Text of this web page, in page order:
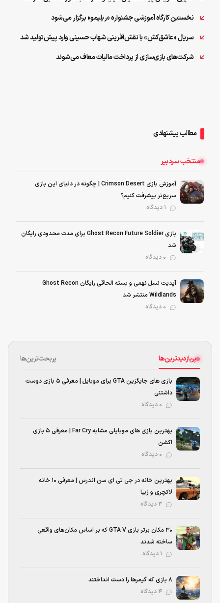
نخستین کارگاه آموزشی جشنواره «ریلیمو» برگزار می‌شود
سریال «عاشق‌کش» با نقش‌آفرینی شهاب حسینی وارد پیش‌تولید شد
شرکت‌های بازی‌سازی از پرداخت مالیات معاف می‌شوند
مطالب پیشنهادی
منتخب سردبیر
آموزش بازی Crimson Desert | چگونه در دنیای این بازی
سریع‌تر پیشرفت کنیم؟
بازی Ghost Recon Future Soldier برای مدت محدودی رایگان
شد
آپدیت نسل نهمی و بسته الحاقی رایگان Ghost Recon
Wildlands منتشر شد
پربازدیدترین‌ها پربحث‌ترین‌ها
بازی های جایگزین GTA برای موبایل | معرفی ۵ بازی دوست
داشتنی
بهترین بازی‌ های موبایلی مشابه Far Cry | معرفی ۵ بازی
اکشن
بهترین خانه در جی تی ای سن اندرس | معرفی ۱۰ خانه
لاکچری و زیبا
۳۰ مکان برتر بازی GTA V که بر اساس مکان‌های واقعی
ساخته شدند
۸ بازی که گیمرها را دست انداختند